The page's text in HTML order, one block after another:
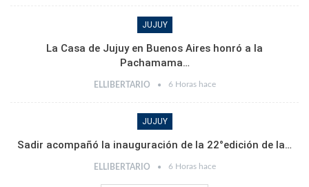
JUJUY
La Casa de Jujuy en Buenos Aires honró a la
Pachamama…
ELLIBERTARIO 6 Horas hace
JUJUY
Sadir acompañó la inauguración de la 22°edición de la…
ELLIBERTARIO 6 Horas hace